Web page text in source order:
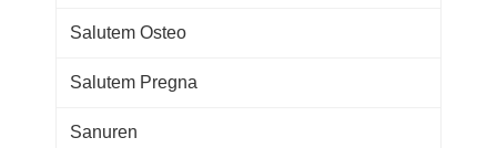
Salutem Osteo
Salutem Pregna
Sanuren